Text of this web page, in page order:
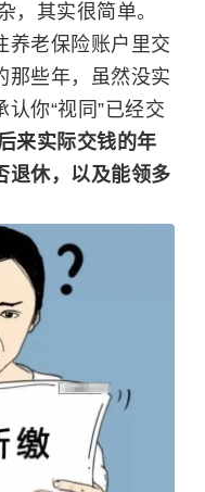
，其实很简单。
养老保险账户里交
那些年，虽然没实
你“视同”已经交
来实际交钱的年
退休，以及能领多